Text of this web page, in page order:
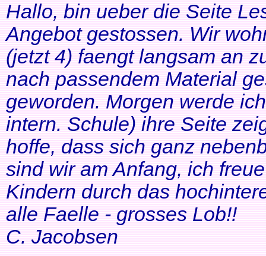
Hallo, bin ueber die Seite
Angebot gestossen. Wir
(jetzt 4) faengt langsam an
nach passendem Material
geworden. Morgen werde
intern. Schule) ihre Seite
hoffe, dass sich ganz
sind wir am Anfang, ich
Kindern durch das
alle Faelle - grosses Lob!!
C. Jacobsen